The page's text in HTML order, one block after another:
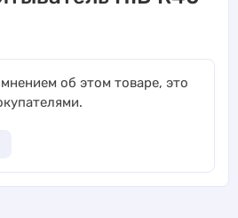
об этом товаре, это